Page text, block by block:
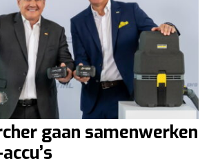
gaan samenwerken